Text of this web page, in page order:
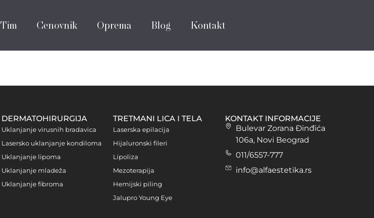
Tim Cenovnik Oprema Blog Kontakt
DERMATOHIRURGIJA
Uklanjanje virusnih bradavica
Lasersko uklanjanje kondiloma
Uklanjanje lipoma
Uklanjanje mladeža
Uklanjanje fibroma
TRETMANI LICA I TELA
Laserska epilacija
Hijaluronski fileri
Lipoliza
Mezoterapija
Hemijski piling
Jalupro Young Eye
KONTAKT INFORMACIJE
Bulevar Zorana Đinđića
106a, Novi Beograd
011/6557-777
info@alfaestetika.rs